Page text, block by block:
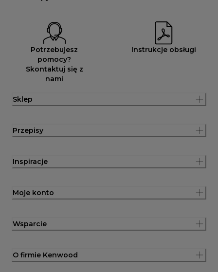
Potrzebujesz
pomocy?
Skontaktuj się z
nami
Instrukcje obsługi
Sklep
Przepisy
Inspiracje
Moje konto
Wsparcie
O firmie Kenwood